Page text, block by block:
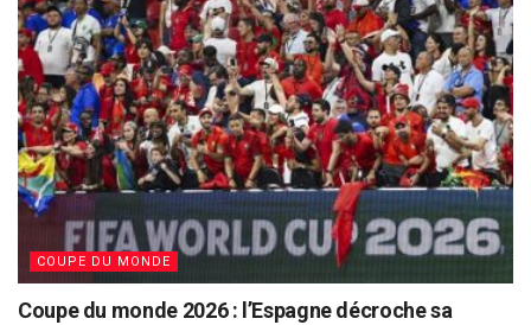
COUPE DU MONDE
Coupe du monde 2026 : l’Espagne décroche sa